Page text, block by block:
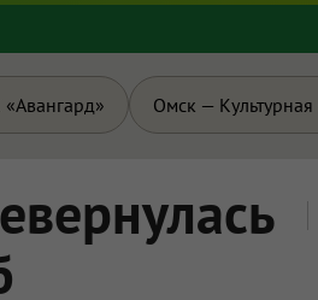
Омск — Культурная